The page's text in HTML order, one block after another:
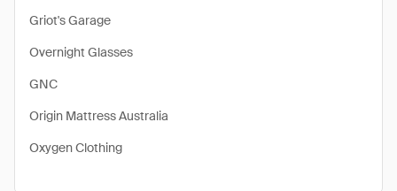
Griot's Garage
Overnight Glasses
GNC
Origin Mattress Australia
Oxygen Clothing